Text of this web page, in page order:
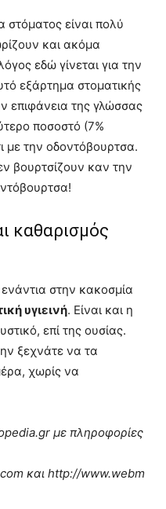
είναι πολύ
και ακόμα
εδώ γίνεται για την
εξάρτημα στοματικής
επιφάνεια της γλώσσας
ποσοστό (7%
την οδοντόβουρτσα.
βουρτσίζουν καν την
καθαρισμός
στην κακοσμία
υγιεινή. Είναι και η
επί της ουσίας.
ξεχνάτε να τα
χωρίς να
με πληροφορίες
και http://www.webm